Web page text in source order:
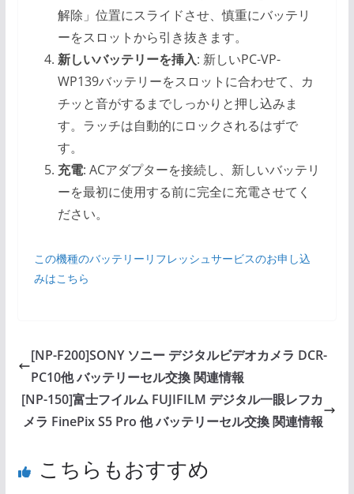
解除」位置にスライドさせ、慎重にバッテリ
ーをスロットから引き抜きます。
新しいバッテリーを挿入: 新しいPC-VP-
WP139バッテリーをスロットに合わせて、カ
チッと音がするまでしっかりと押し込みま
す。ラッチは自動的にロックされるはずで
す。
充電: ACアダプターを接続し、新しいバッテリ
ーを最初に使用する前に完全に充電させてく
ださい。
この機種のバッテリーリフレッシュサービスのお申し込
みはこちら
[NP-F200]SONY ソニー デジタルビデオカメラ DCR-
PC10他 バッテリーセル交換 関連情報
[NP-150]富士フイルム FUJIFILM デジタル一眼レフカ
メラ FinePix S5 Pro 他 バッテリーセル交換 関連情報
こちらもおすすめ